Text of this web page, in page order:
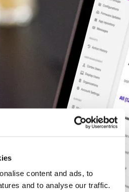
content and ads, to
and to analyse our traffic.